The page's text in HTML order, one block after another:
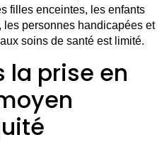
filles enceintes, les enfants
personnes handicapées et
soins de santé est limité.
la prise en